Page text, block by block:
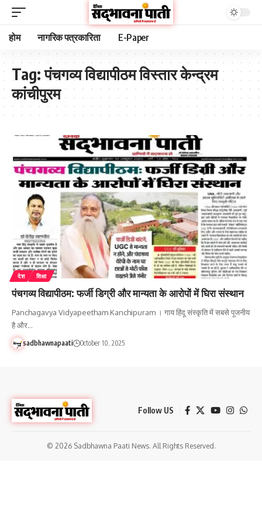
होम नागरिक पत्रकारिता E-Paper
Tag:पंचगव्य विद्यापीठम विस्तार केन्द्रम
कांचीपुरम
देश शिक्षा
पंचगव्य विद्यापीठम: फर्जी डिग्री और मान्यता के आरोपों में घिरा संस्थान
Panchagavya Vidyapeetham Kanchipuram । गाय हिंदू संस्कृति में सबसे पूजनीय
है और…
sadbhawnapaati October 10, 2025
Follow US
© 2026 Sadbhawna Paati News. All Rights Reserved.